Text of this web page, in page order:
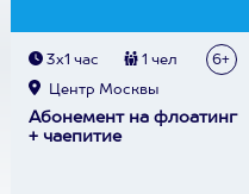
3х1 час 1 чел 6+
Центр Москвы
Абонемент на флоатинг
+ чаепитие